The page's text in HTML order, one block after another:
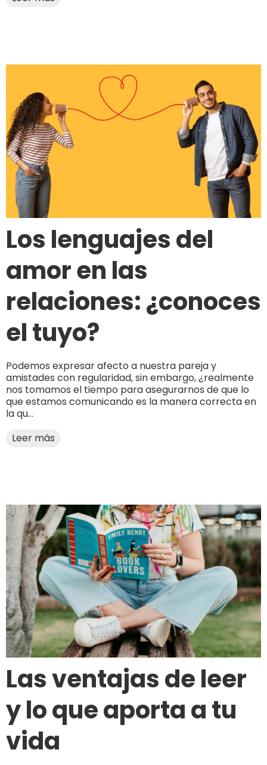
Los lenguajes del
amor en las
relaciones: ¿conoces
el tuyo?
Podemos expresar afecto a nuestra pareja y
amistades con regularidad, sin embargo, ¿realmente
nos tomamos el tiempo para asegurarnos de que lo
que estamos comunicando es la manera correcta en
la qu...
Leer más
Las ventajas de leer
y lo que aporta a tu
vida